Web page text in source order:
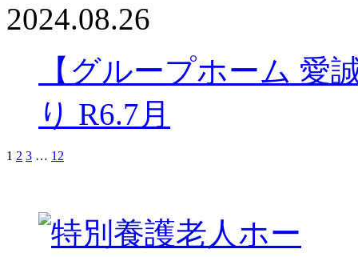
2024.08.26
【グループホーム 愛
り R6.7月
1 2 3 … 12